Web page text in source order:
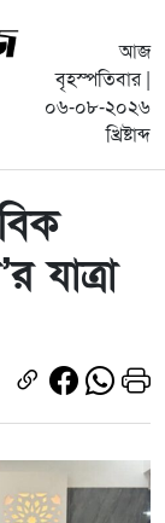
আজ
বৃহস্পতিবার |
০৬-০৮-২০২৬
খ্রিষ্টাব্দ
যাত্রা